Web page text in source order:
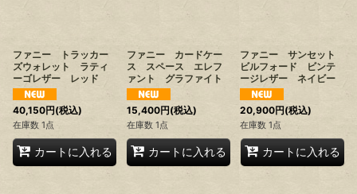
ファニー トラッカー
ズウォレット ラティ
ーゴレザー レッド
40,150円(税込)
在庫数 1点
カートに入れる
ファニー カードケー
ス スペース エレフ
ァント グラファイト
15,400円(税込)
在庫数 1点
カートに入れる
ファニー サンセット
ビルフォード ビンテ
ージレザー ネイビー
20,900円(税込)
在庫数 1点
カートに入れる